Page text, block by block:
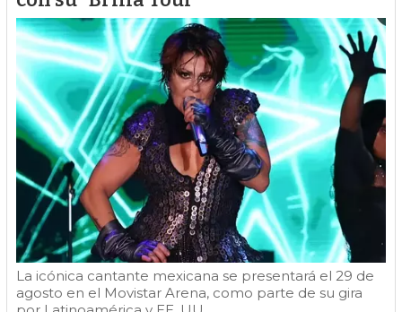
La icónica cantante mexicana se presentará el 29 de
agosto en el Movistar Arena, como parte de su gira